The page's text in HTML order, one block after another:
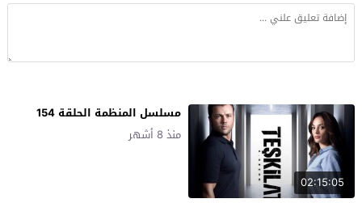
02:15:05
مسلسل المنظمة الحلقة 154
منذ 8 أشهر